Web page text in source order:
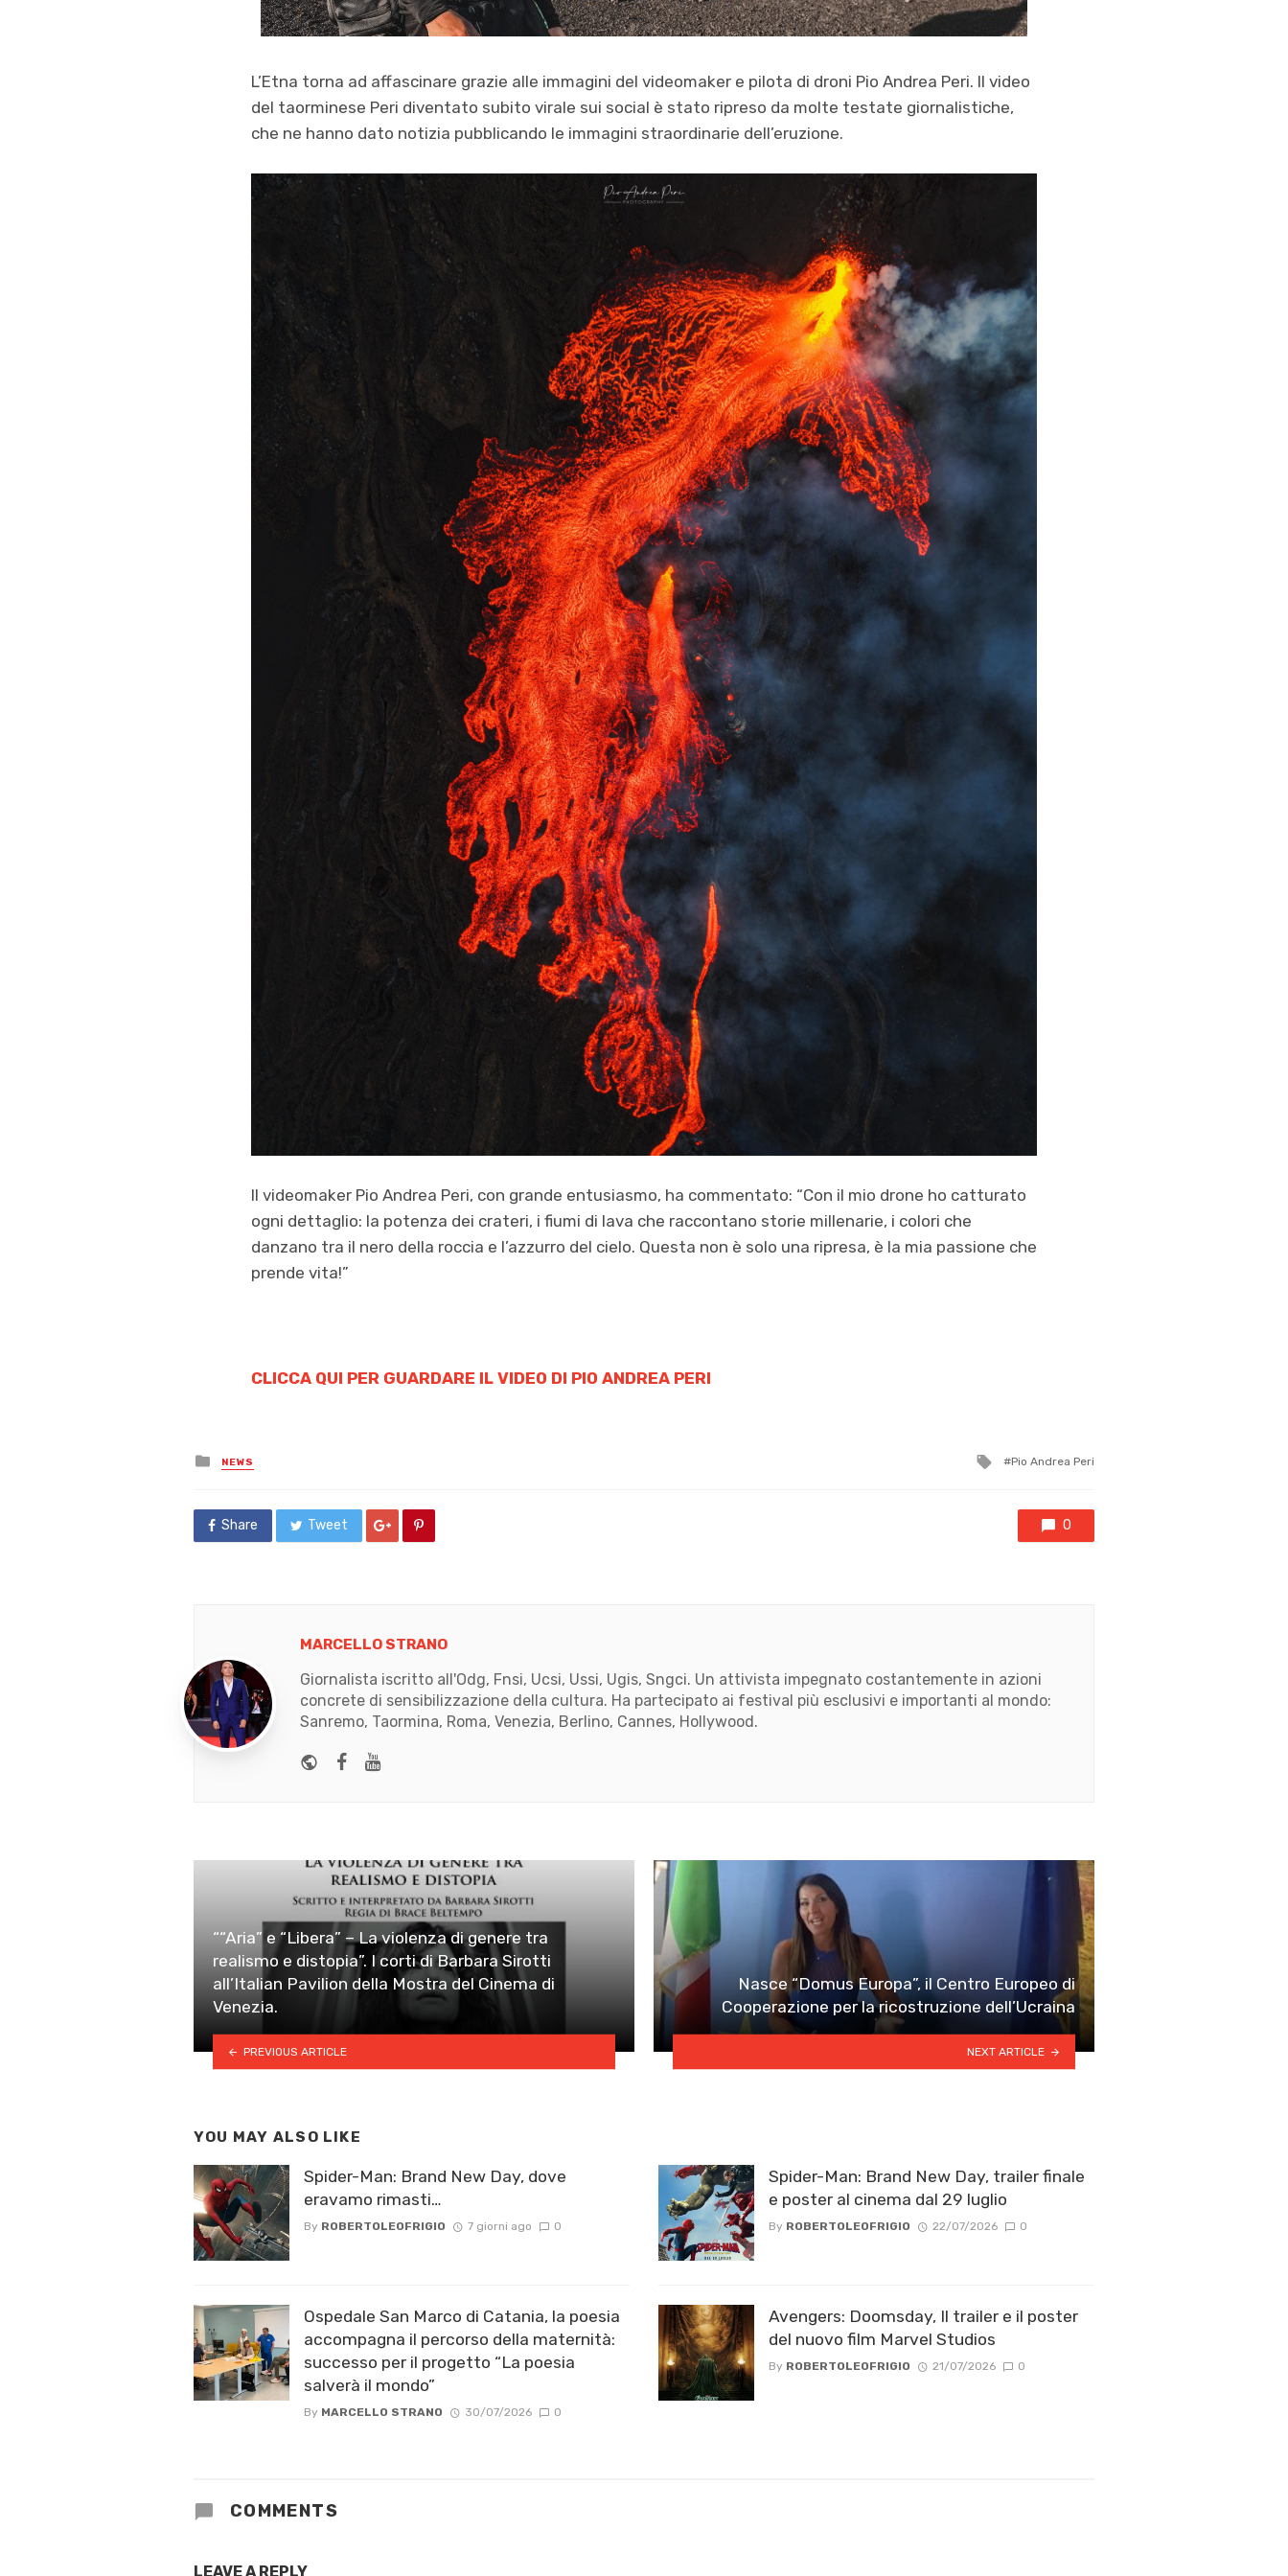
L’Etna torna ad affascinare grazie alle immagini del videomaker e pilota di droni Pio Andrea Peri. Il video
del taorminese Peri diventato subito virale sui social è stato ripreso da molte testate giornalistiche,
che ne hanno dato notizia pubblicando le immagini straordinarie dell’eruzione.
Il videomaker Pio Andrea Peri, con grande entusiasmo, ha commentato: “Con il mio drone ho catturato
ogni dettaglio: la potenza dei crateri, i fiumi di lava che raccontano storie millenarie, i colori che
danzano tra il nero della roccia e l’azzurro del cielo. Questa non è solo una ripresa, è la mia passione che
prende vita!”
CLICCA QUI PER GUARDARE IL VIDEO DI PIO ANDREA PERI
Posted
in
NEWS
Tagged
Pio Andrea Peri
Share Tweet 0
MARCELLO STRANO
Giornalista iscritto all'Odg, Fnsi, Ucsi, Ussi, Ugis, Sngci. Un attivista impegnato costantemente in azioni
concrete di sensibilizzazione della cultura. Ha partecipato ai festival più esclusivi e importanti al mondo:
Sanremo, Taormina, Roma, Venezia, Berlino, Cannes, Hollywood.
WebsiteFacebook
““Aria” e “Libera” – La violenza di genere tra
realismo e distopia”. I corti di Barbara Sirotti
all’Italian Pavilion della Mostra del Cinema di
Venezia.
PREVIOUS ARTICLE
Nasce “Domus Europa”, il Centro Europeo di
Cooperazione per la ricostruzione dell’Ucraina
NEXT ARTICLE
YOU MAY ALSO LIKE
Spider-Man: Brand New Day, dove
eravamo rimasti…
By ROBERTOLEOFRIGIO 7 giorni ago 0
Ospedale San Marco di Catania, la poesia
accompagna il percorso della maternità:
successo per il progetto “La poesia
salverà il mondo”
By MARCELLO STRANO 30/07/2026 0
Spider-Man: Brand New Day, trailer finale
e poster al cinema dal 29 luglio
By ROBERTOLEOFRIGIO 22/07/2026 0
Avengers: Doomsday, Il trailer e il poster
del nuovo film Marvel Studios
By ROBERTOLEOFRIGIO 21/07/2026 0
COMMENTS
LEAVE A REPLY